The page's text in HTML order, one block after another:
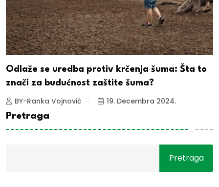
Odlaže se uredba protiv krčenja šuma: Šta to
znači za budućnost zaštite šuma?
BY-Ranka Vojnović
19. Decembra 2024.
Pretraga
Pretraga